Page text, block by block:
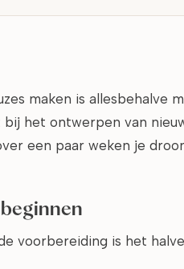
maken is allesbehalve
het ontwerpen van
een paar weken je
voorbereiding is het